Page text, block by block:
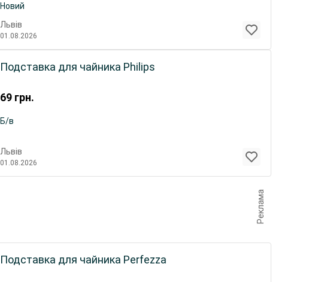
Новий
Львів
01.08.2026
69 грн.
Подставка для чайника Philips
Б/в
Львів
01.08.2026
Реклама
Подставка для чайника Perfezza